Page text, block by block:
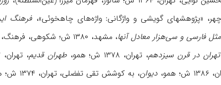
فرهنگ
مثل فارسی و سی‌هزار معادل آنها، مشهد، ۱۳۸۰ ش؛ شکوهی، فرهنگ،
در قرن سیزدهم، تهران، ۱۳۷۸ ش؛ همو، طهران قدیم، تهران، ۱۳۸۳ ش؛ عطار نیشابوری، فریدالدین،
دیوان، به کوشش تقی تفضلی، تهران، ۱۳۷۴ ش؛ همو،